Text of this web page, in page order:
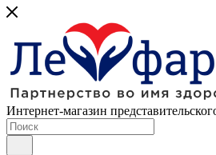
Интернет-магазин